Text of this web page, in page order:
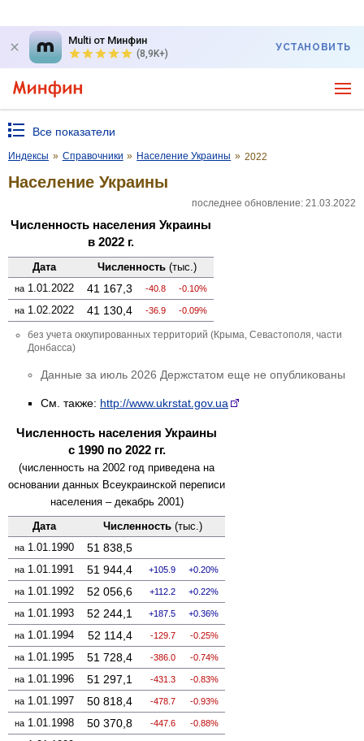
Multi от Минфин
(8,9K+)
УСТАНОВИТЬ
Все показатели
Индексы » Справочники » Население Украины » 2022
Население Украины
последнее обновление: 21.03.2022
Численность населения Украины
в 2022 г.
Дата Численность (тыс.)
на 1.01.2022 41 167,3 -40.8 -0.10%
на 1.02.2022 41 130,4 -36.9 -0.09%
без учета оккупированных территорий (Крыма, Севастополя, части
Донбасса)
Данные за июль 2026 Держстатом еще не опубликованы
См. также: http://www.ukrstat.gov.ua
Численность населения Украины
с 1990 по 2022 гг.
(численность на 2002 год приведена на
основании данных Всеукраинской переписи
населения – декабрь 2001)
Дата
Численность (тыс.)
на 1.01.1990 51 838,5
на 1.01.1991 51 944,4 105.9 0.20%
на 1.01.1992 52 056,6 112.2 0.22%
на 1.01.1993 52 244,1 187.5 0.36%
на 1.01.1994 52 114,4 -129.7 -0.25%
на 1.01.1995 51 728,4 -386.0 -0.74%
на 1.01.1996 51 297,1 -431.3 -0.83%
на 1.01.1997 50 818,4 -478.7 -0.93%
на 1.01.1998 50 370,8 -447.6 -0.88%